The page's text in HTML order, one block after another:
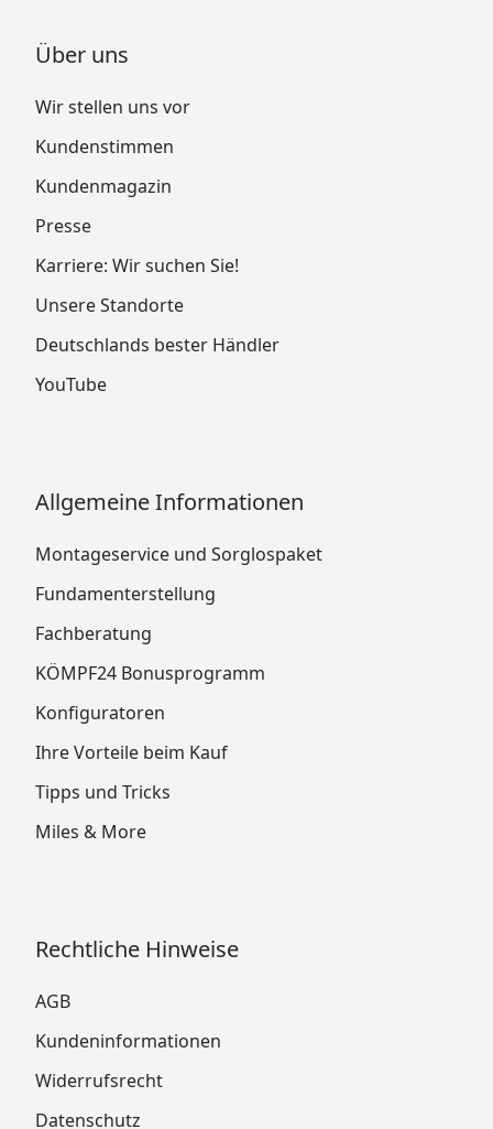
Über uns
Wir stellen uns vor
Kundenstimmen
Kundenmagazin
Presse
Karriere: Wir suchen Sie!
Unsere Standorte
Deutschlands bester Händler
YouTube
Allgemeine Informationen
Montageservice und Sorglospaket
Fundamenterstellung
Fachberatung
KÖMPF24 Bonusprogramm
Konfiguratoren
Ihre Vorteile beim Kauf
Tipps und Tricks
Miles & More
Rechtliche Hinweise
AGB
Kundeninformationen
Widerrufsrecht
Datenschutz